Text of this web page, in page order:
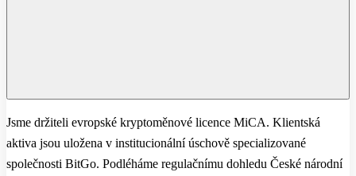
Jsme držiteli evropské kryptoměnové licence MiCA. Klientská
aktiva jsou uložena v institucionální úschově specializované
společnosti BitGo. Podléháme regulačnímu dohledu České národní